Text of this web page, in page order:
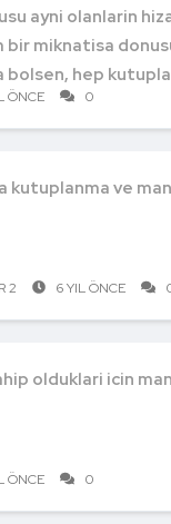
ayni olanlarin
miknatisa
bolsen, hep
ÖNCE 0
kutuplanma ve
2 6 YIL ÖNCE
olduklari icin
ÖNCE 0